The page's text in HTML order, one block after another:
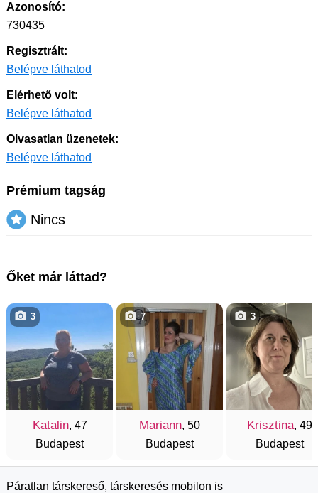
Azonosító:
730435
Regisztrált:
Belépve láthatod
Elérhető volt:
Belépve láthatod
Olvasatlan üzenetek:
Belépve láthatod
Prémium tagság
Nincs
Őket már láttad?
Katalin, 47
Budapest
3
Mariann, 50
Budapest
7
Krisztina, 49
Budapest
3
Páratlan társkereső, társkeresés mobilon is